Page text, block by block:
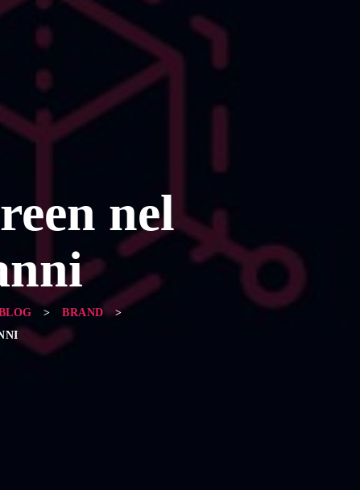
nel
> BRAND
>